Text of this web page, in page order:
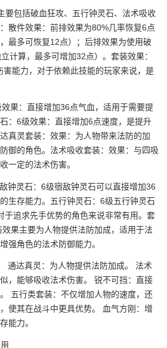
要包括破血狂攻、五行钟灵石、法术吸收
散件效果：前排效果为80%几率恢复6点
最多可恢复12点）；后排效果为使用破
计算，最多可增加32点）。套装效果：
害能力，对于依赖此技能的玩家来说，是
果：直接增加36点气血，适用于需要提
：6级效果：直接增加6点速度，是提升
真灵套装：效果：为人物带来法防的加
御的角色。法术吸收套装：效果：与四吸
一定的法术伤害。
钟灵石：6级宿敌钟灵石可以直接增加36
生存能力。五行钟灵石：6级五行钟灵石
于追求先手优势的角色来说非常有用。套
果主要为人物提供法防加成，适用于法
强角色的法术防御能力。
通达真灵：为人物提供法防加成。 法术
，能够吸收法术伤害。 锐不可挡：直接
五行类套装：不仅增加人物的速度，还
使其在战斗中更具优势。 血气方刚：增
能力。